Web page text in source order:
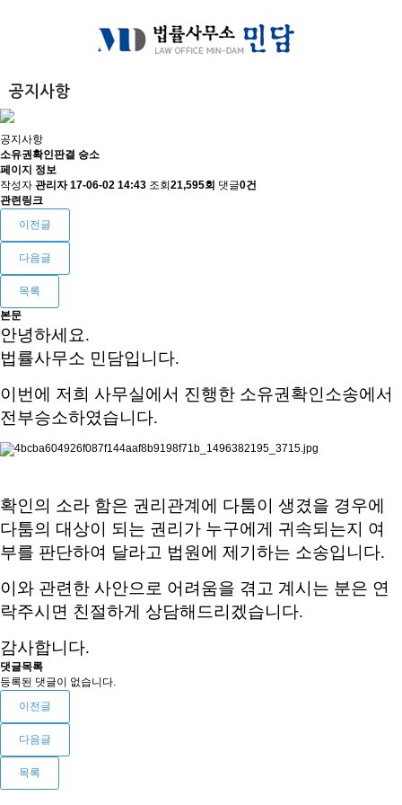
공지사항
공지사항
소유권확인판결 승소
페이지 정보
작성자 관리자 17-06-02 14:43 조회 21,595회 댓글0건
관련링크
이전글
다음글
목록
본문
안녕하세요.
법률사무소 민담입니다.
이번에 저희 사무실에서 진행한 소유권확인소송에서
전부승소하였습니다.
확인의 소라 함은 권리관계에 다툼이 생겼을 경우에
다툼의 대상이 되는 권리가 누구에게 귀속되는지 여
부를 판단하여 달라고 법원에 제기하는 소송입니다.
이와 관련한 사안으로 어려움을 겪고 계시는 분은 연
락주시면 친절하게 상담해드리겠습니다.
감사합니다.
댓글목록
등록된 댓글이 없습니다.
이전글
다음글
목록